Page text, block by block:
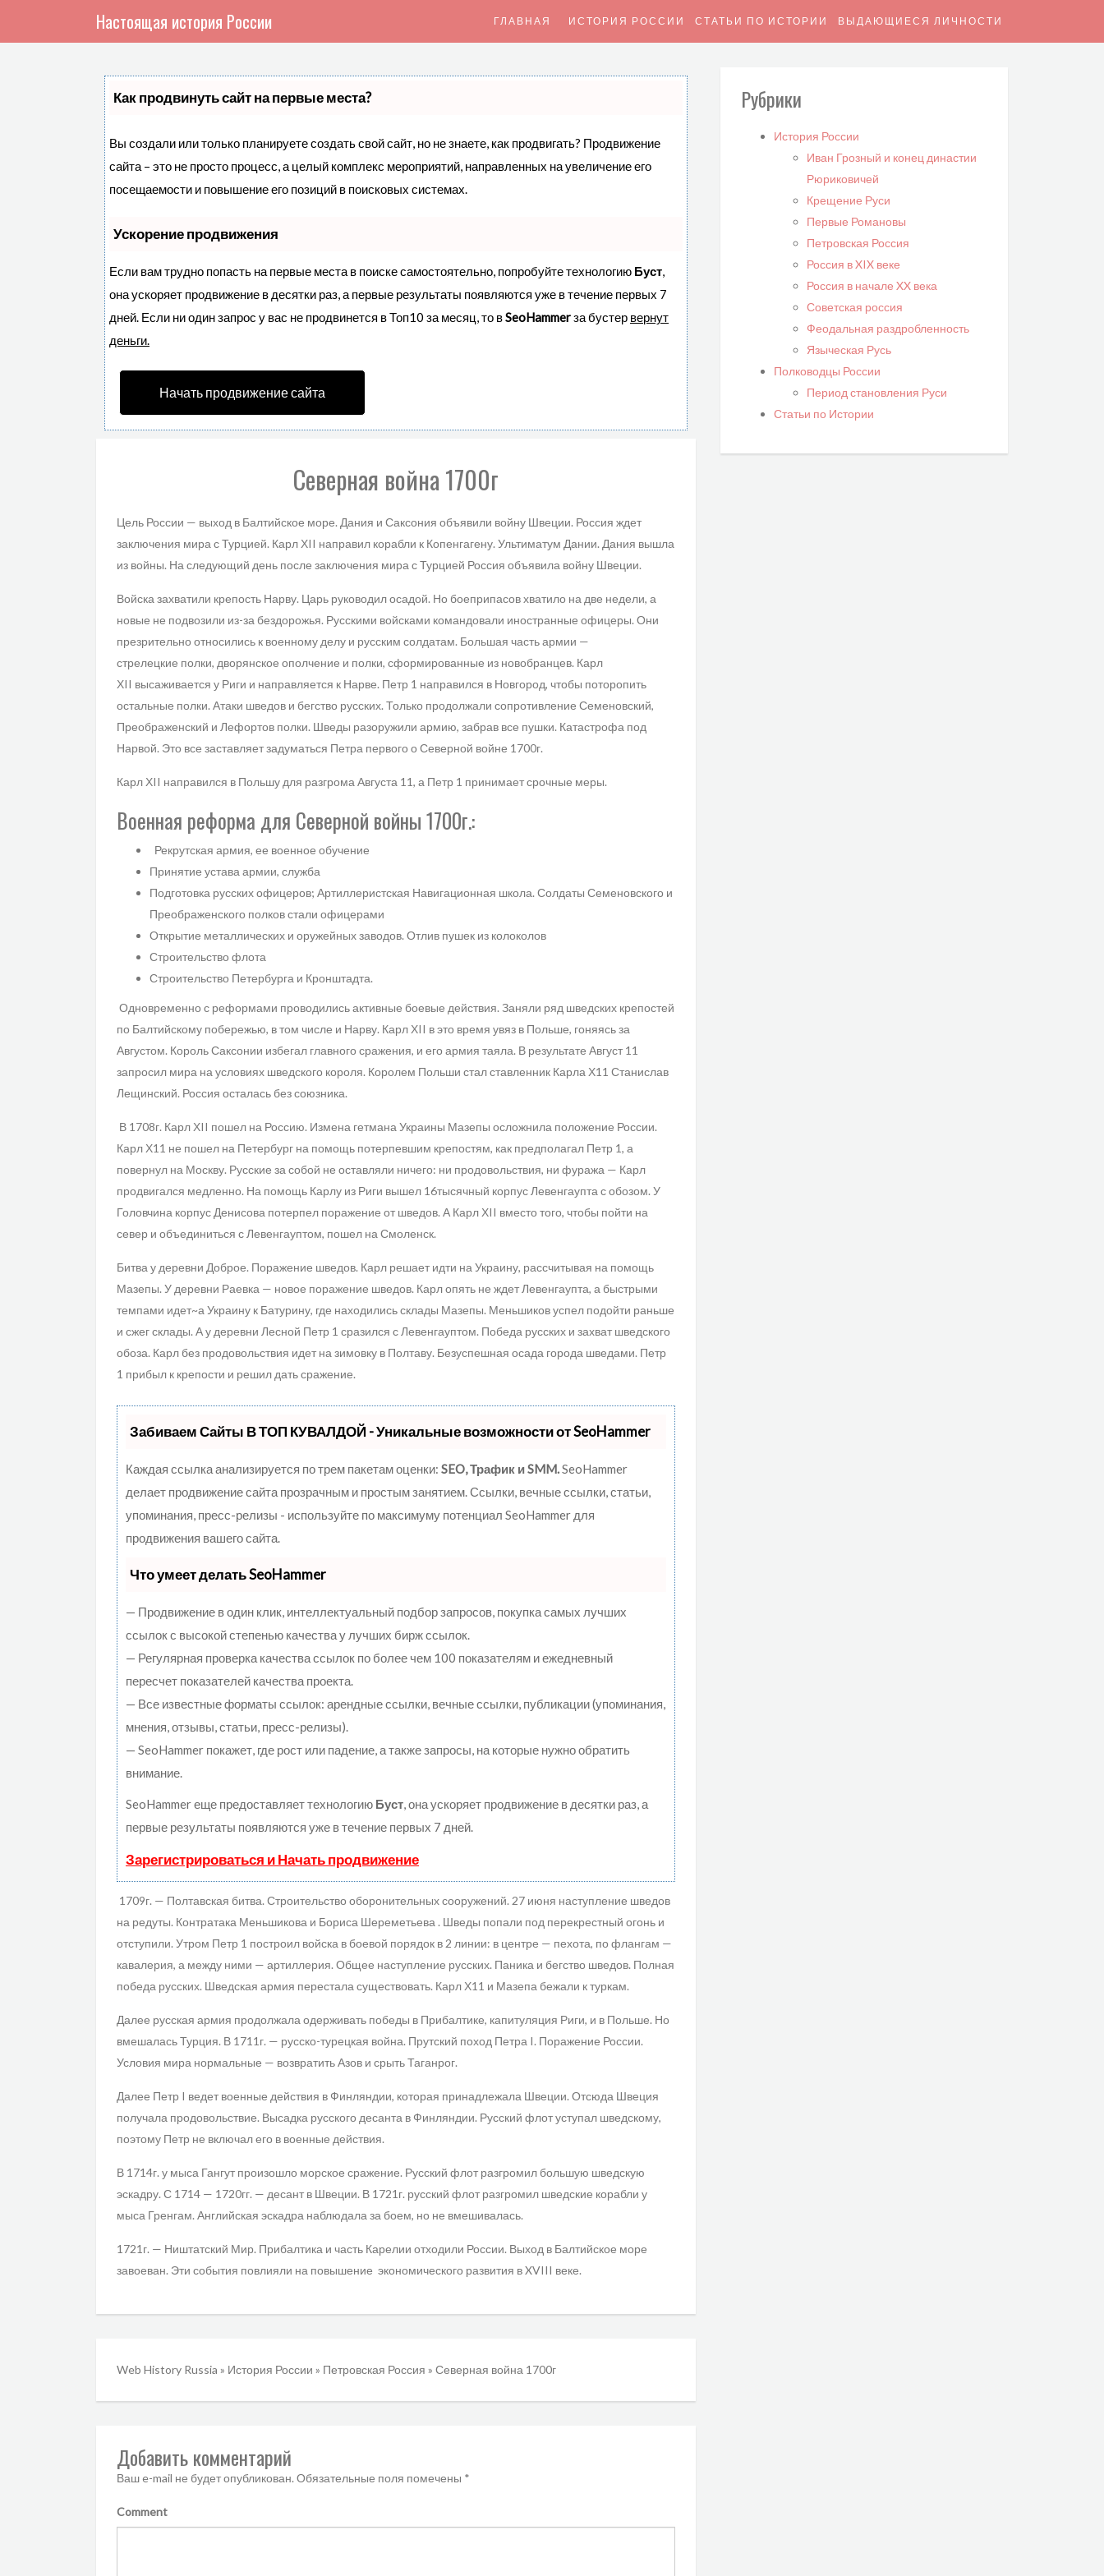
Настоящая история России ГЛАВНАЯ ИСТОРИЯ РОССИИ СТАТЬИ ПО ИСТОРИИ ВЫДАЮЩИЕСЯ ЛИЧНОСТИ
Как продвинуть сайт на первые места?
Вы создали или только планируете создать свой сайт, но не знаете, как продвигать? Продвижение
сайта – это не просто процесс, а целый комплекс мероприятий, направленных на увеличение его
посещаемости и повышение его позиций в поисковых системах.
Ускорение продвижения
Если вам трудно попасть на первые места в поиске самостоятельно, попробуйте технологию Буст,
она ускоряет продвижение в десятки раз, а первые результаты появляются уже в течение первых 7
дней. Если ни один запрос у вас не продвинется в Топ10 за месяц, то вSeoHammerза бустер вернут
деньги.
Начать продвижение сайта
Северная война 1700г
Цель России — выход в Балтийское море. Дания и Саксония объявили войну Швеции. Россия ждет
заключения мира с Турцией. Карл ХII направил корабли к Копенгагену. Ультиматум Дании. Дания вышла
из войны. На следующий день после заключения мира с Турцией Россия объявила войну Швеции.
Войска захватили крепость Нарву. Царь руководил осадой. Но боеприпасов хватило на две недели, а
новые не подвозили из-за бездорожья. Русскими войсками командовали иностранные офицеры. Они
презрительно относились к военному делу и русским солдатам. Большая часть армии —
стрелецкие полки, дворянское ополчение и полки, сформированные из новобранцев. Карл
ХII высаживается у Риги и направляется к Нарве. Петр 1 направился в Новгород, чтобы поторопить
остальные полки. Атаки шведов и бегство русских. Только продолжали сопротивление Семеновский,
Преображенский и Лефортов полки. Шведы разоружили армию, забрав все пушки. Катастрофа под
Нарвой. Это все заставляет задуматься Петра первого о Северной войне 1700г.
Карл ХII направился в Польшу для разгрома Августа 11, а Петр 1 принимает срочные меры.
Военная реформа для Северной войны 1700г.:
Рекрутская армия, ее военное обучение
Принятие устава армии, служба
Подготовка русских офицеров; Артиллеристская Навигационная школа. Солдаты Семеновского и
Преображенского полков стали офицерами
Открытие металлических и оружейных заводов. Отлив пушек из колоколов
Строительство флота
Строительство Петербурга и Кронштадта.
Одновременно с реформами проводились активные боевые действия. Заняли ряд шведских крепостей
по Балтийскому побережью, в том числе и Нарву. Карл ХII в это время увяз в Польше, гоняясь за
Августом. Король Саксонии избегал главного сражения, и его армия таяла. В результате Август 11
запросил мира на условиях шведского короля. Королем Польши стал ставленник Карла Х11 Станислав
Лещинский. Россия осталась без союзника.
В 1708г. Карл ХII пошел на Россию. Измена гетмана Украины Мазепы осложнила положение России.
Карл Х11 не пошел на Петербург на помощь потерпевшим крепостям, как предполагал Петр 1, а
повернул на Москву. Русские за собой не оставляли ничего: ни продовольствия, ни фуража — Карл
продвигался медленно. На помощь Карлу из Риги вышел 16тысячный корпус Левенгаупта с обозом. У
Головчина корпус Денисова потерпел поражение от шведов. А Карл ХII вместо того, чтобы пойти на
север и объединиться с Левенгауптом, пошел на Смоленск.
Битва у деревни Доброе. Поражение шведов. Карл решает идти на Украину, рассчитывая на помощь
Мазепы. У деревни Раевка — новое поражение шведов. Карл опять не ждет Левенгаупта, а быстрыми
темпами идет~а Украину к Батурину, где находились склады Мазепы. Меньшиков успел подойти раньше
и сжег склады. А у деревни Лесной Петр 1 сразился с Левенгауптом. Победа русских и захват шведского
обоза. Карл без продовольствия идет на зимовку в Полтаву. Безуспешная осада города шведами. Петр
1 прибыл к крепости и решил дать сражение.
Забиваем Сайты В ТОП КУВАЛДОЙ - Уникальные возможности от SeoHammer
Каждая ссылка анализируется по трем пакетам оценки: SEO, Трафик и SMM.SeoHammer
делает продвижение сайта прозрачным и простым занятием. Ссылки, вечные ссылки, статьи,
упоминания, пресс-релизы - используйте по максимуму потенциал SeoHammer для
продвижения вашего сайта.
Что умеет делать SeoHammer
— Продвижение в один клик, интеллектуальный подбор запросов, покупка самых лучших
ссылок с высокой степенью качества у лучших бирж ссылок.
— Регулярная проверка качества ссылок по более чем 100 показателям и ежедневный
пересчет показателей качества проекта.
— Все известные форматы ссылок: арендные ссылки, вечные ссылки, публикации (упоминания,
мнения, отзывы, статьи, пресс-релизы).
— SeoHammer покажет, где рост или падение, а также запросы, на которые нужно обратить
внимание.
SeoHammer еще предоставляет технологию Буст, она ускоряет продвижение в десятки раз, а
первые результаты появляются уже в течение первых 7 дней.
Зарегистрироваться и Начать продвижение
1709г. — Полтавская битва. Строительство оборонительных сооружений. 27 июня наступление шведов
на редуты. Контратака Меньшикова и Бориса Шереметьева . Шведы попали под перекрестный огонь и
отступили. Утром Петр 1 построил войска в боевой порядок в 2 линии: в центре — пехота, по флангам —
кавалерия, а между ними — артиллерия. Общее наступление русских. Паника и бегство шведов. Полная
победа русских. Шведская армия перестала существовать. Карл Х11 и Мазепа бежали к туркам.
Далее русская армия продолжала одерживать победы в Прибалтике, капитуляция Риги, и в Польше. Но
вмешалась Турция. В 1711г. — русско-турецкая война. Прутский поход Петра I. Поражение России.
Условия мира нормальные — возвратить Азов и срыть Таганрог.
Далее Петр I ведет военные действия в Финляндии, которая принадлежала Швеции. Отсюда Швеция
получала продовольствие. Высадка русского десанта в Финляндии. Русский флот уступал шведскому,
поэтому Петр не включал его в военные действия.
В 1714г. у мыса Гангут произошло морское сражение. Русский флот разгромил большую шведскую
эскадру. С 1714 — 1720гг. — десант в Швеции. В 1721г. русский флот разгромил шведские корабли у
мыса Гренгам. Английская эскадра наблюдала за боем, но не вмешивалась.
1721г. — Ништатский Мир. Прибалтика и часть Карелии отходили России. Выход в Балтийское море
завоеван. Эти события повлияли на повышение экономического развития в XVIII веке.
Web History Russia » История России » Петровская Россия » Северная война 1700г
Добавить комментарий
Ваш e-mail не будет опубликован. Обязательные поля помечены *
Comment
Рубрики
История России
Иван Грозный и конец династии
Рюриковичей
Крещение Руси
Первые Романовы
Петровская Россия
Россия в XIX веке
Россия в начале XX века
Советская россия
Феодальная раздробленность
Языческая Русь
Полководцы России
Период становления Руси
Статьи по Истории